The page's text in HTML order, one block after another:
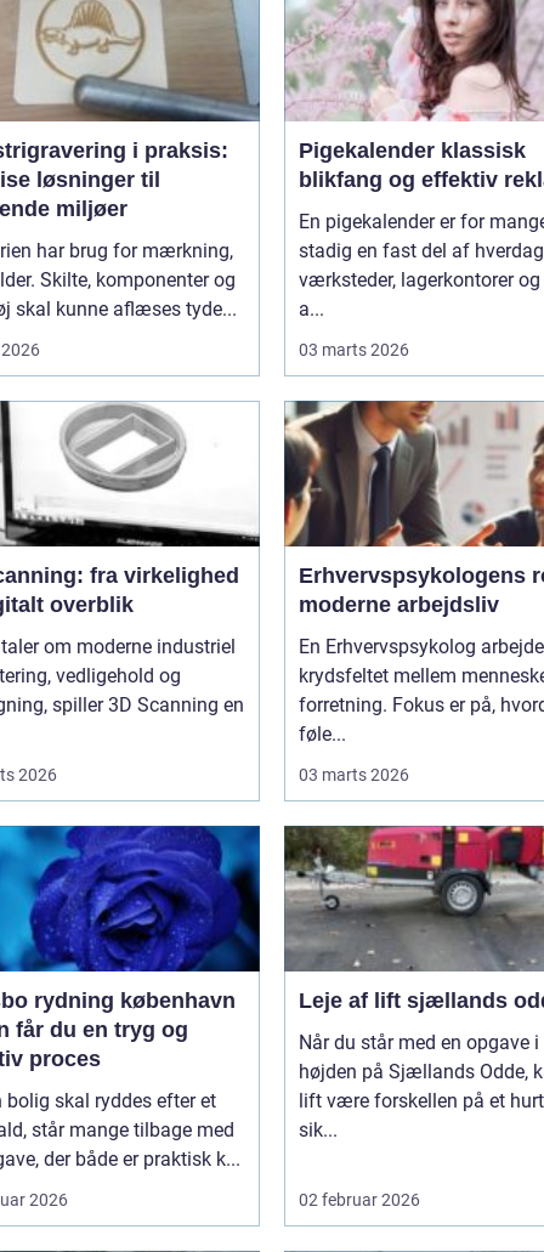
i praksis:
løsninger til
miljøer
har brug for mærkning,
Skilte, komponenter og
skal kunne aflæses tyde...
Pigekalender klassisk
blikfang og effektiv
En pigekalender er for
stadig en fast del af
værksteder, lagerkontorer
a...
03 marts 2026
fra virkelighed
overblik
om moderne industriel
vedligehold og
spiller 3D Scanning en
2026
Erhvervspsykologens
moderne arbejdsliv
En Erhvervspsykolog
krydsfeltet mellem
forretning. Fokus er på,
føle...
03 marts 2026
rydning københavn
får du en tryg og
proces
bolig skal ryddes efter et
står mange tilbage med
der både er praktisk k...
2026
Leje af lift sjællands
Når du står med en opgave i
højden på Sjællands Odde,
lift være forskellen på et
sik...
02 februar 2026